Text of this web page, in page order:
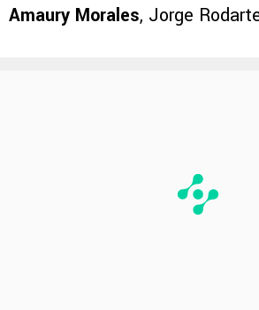
Amaury Morales, Jorge